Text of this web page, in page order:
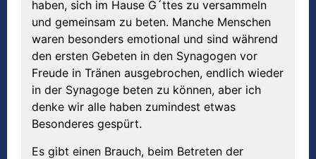
haben, sich im Hause G´ttes zu versammeln
und gemeinsam zu beten. Manche Menschen
waren besonders emotional und sind während
den ersten Gebeten in den Synagogen vor
Freude in Tränen ausgebrochen, endlich wieder
in der Synagoge beten zu können, aber ich
denke wir alle haben zumindest etwas
Besonderes gespürt.
Es gibt einen Brauch, beim Betreten der